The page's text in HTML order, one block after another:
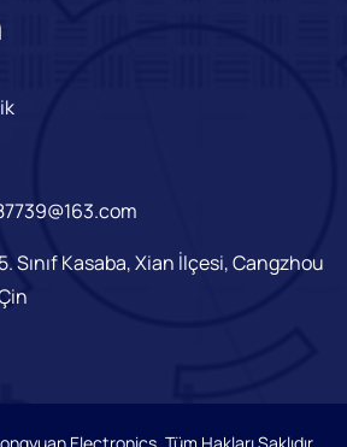
Sınıf Kasaba, Xian İlçesi, Cangzhou